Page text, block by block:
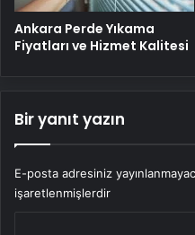
Ankara Perde Yıkama
Fiyatları ve Hizmet Kalitesi
Bir yanıt yazın
E-posta adresiniz
işaretlenmişlerdir